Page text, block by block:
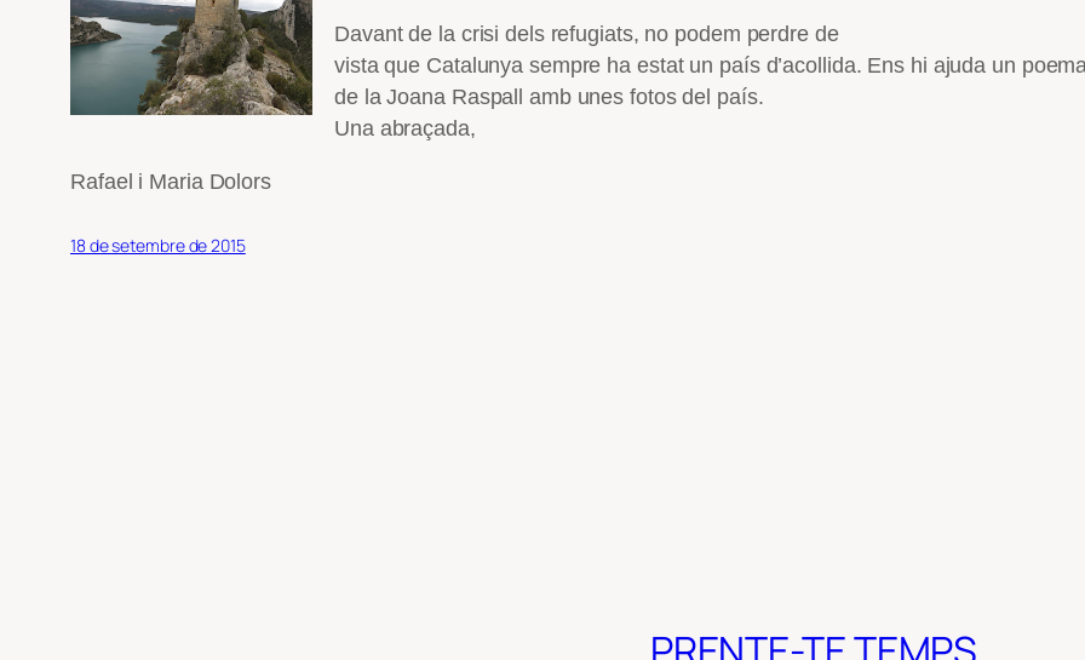
Davant de la crisi dels refugiats, no podem perdre de
vista que Catalunya sempre ha estat un país d’acollida. Ens hi ajuda un
de la Joana Raspall amb unes fotos del país.
Una abraçada,
Rafael i Maria Dolors
18 de setembre de 2015